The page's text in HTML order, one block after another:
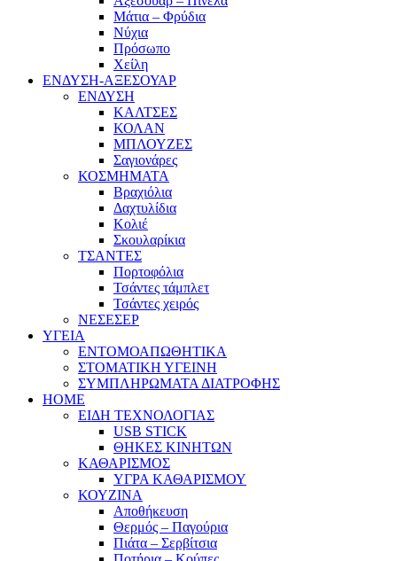
Μάτια – Φρύδια
Νύχια
Πρόσωπο
Χείλη
ΕΝΔΥΣΗ-ΑΞΕΣΟΥΑΡ
ΕΝΔΥΣΗ
ΚΑΛΤΣΕΣ
ΚΟΛΑΝ
ΜΠΛΟΥΖΕΣ
Σαγιονάρες
ΚΟΣΜΗΜΑΤΑ
Βραχιόλια
Δαχτυλίδια
Κολιέ
Σκουλαρίκια
ΤΣΑΝΤΕΣ
Πορτοφόλια
Τσάντες τάμπλετ
Τσάντες χειρός
ΝΕΣΕΣΕΡ
ΥΓΕΙΑ
ΕΝΤΟΜΟΑΠΩΘΗΤΙΚΑ
ΣΤΟΜΑΤΙΚΗ ΥΓΕΙΝΗ
ΣΥΜΠΛΗΡΩΜΑΤΑ ΔΙΑΤΡΟΦΗΣ
HOME
ΕΙΔΗ ΤΕΧΝΟΛΟΓΙΑΣ
USB STICK
ΘΗΚΕΣ ΚΙΝΗΤΩΝ
ΚΑΘΑΡΙΣΜΟΣ
ΥΓΡΑ ΚΑΘΑΡΙΣΜΟΥ
ΚΟΥΖΙΝΑ
Αποθήκευση
Θερμός – Παγούρια
Πιάτα – Σερβίτσια